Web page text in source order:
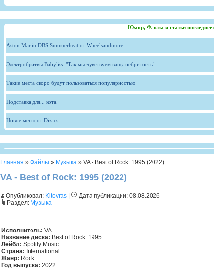
Юмор, Факты и статьи последнее:
Aston Martin DBS Summerheat от Wheelsandmore
Электробритвы Babyliss: "Так мы чувствуем вашу небритость"
Такие места скоро будут пользоваться популярностью
Подставка для... кота.
Новое меню от Diz-cs
Главная » Файлы » Музыка » VA - Best of Rock: 1995 (2022)
VA - Best of Rock: 1995 (2022)
Опубликовал: Kitovras Дата публикации: 08.08.2026
Раздел: Музыка
Исполнитель: VA
Название диска: Best of Rock: 1995
Лейбл: Spotify Music
Страна: International
Жанр: Rock
Год выпуска: 2022